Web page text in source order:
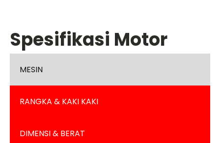
Spesifikasi Motor
MESIN
RANGKA & KAKI KAKI
DIMENSI & BERAT